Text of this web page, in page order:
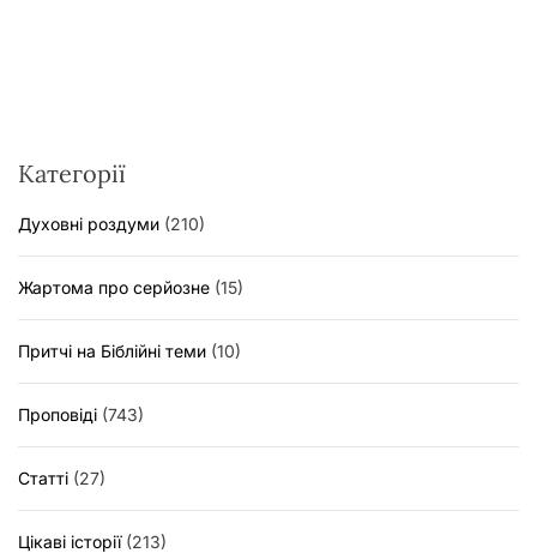
Категорії
Духовні роздуми (210)
Жартома про серйозне (15)
Притчі на Біблійні теми (10)
Проповіді (743)
Статті (27)
Цікаві історії(213)